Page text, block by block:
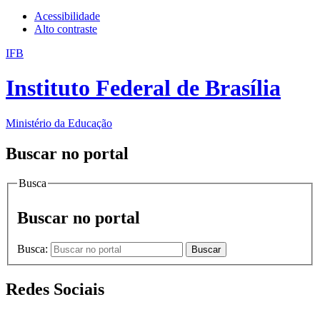
Acessibilidade
Alto contraste
IFB
Instituto Federal de Brasília
Ministério da Educação
Buscar no portal
Busca
Buscar no portal
Busca: Buscar
Redes Sociais